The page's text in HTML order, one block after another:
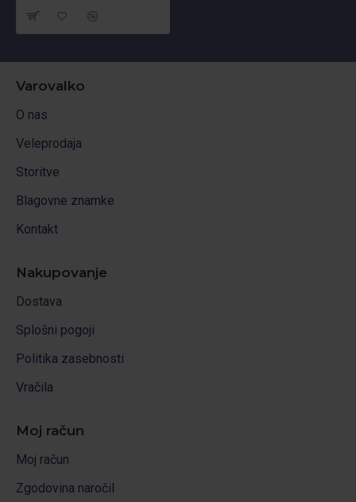
Varovalko
O nas
Veleprodaja
Storitve
Blagovne znamke
Kontakt
Nakupovanje
Dostava
Splošni pogoji
Politika zasebnosti
Vračila
Moj račun
Moj račun
Zgodovina naročil